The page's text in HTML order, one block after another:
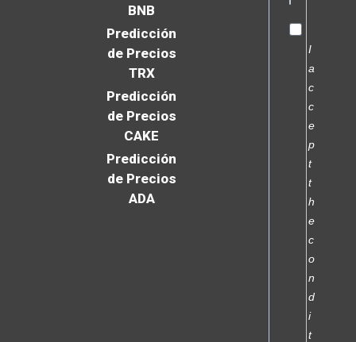
BNB
Predicción
de Precios
TRX
Predicción
de Precios
CAKE
Predicción
de Precios
ADA
I
a
c
c
e
p
t
t
h
e
c
o
n
d
i
t